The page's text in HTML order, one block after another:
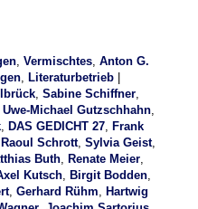
,Vermischtes ,Anton G.
Literaturbetrieb
,Sabine Schiffner
,Uwe-Michael Gutzschhahn
DAS GEDICHT 27
Frank
Raoul Schrott,Sylvia Geist,
Buth Renate Meier
Kutsch Birgit Bodden
,Gerhard Rühm
Hartwig